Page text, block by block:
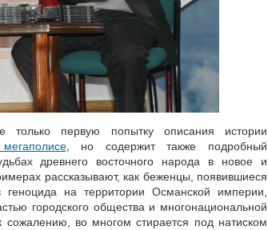
только первую попытку описания истории
, но содержит также подробный
древнего восточного народа в новое и
рассказывают, как беженцы, появившиеся
на территории Османской империи,
городского общества и многонациональной
сожалению, во многом стирается под натиском